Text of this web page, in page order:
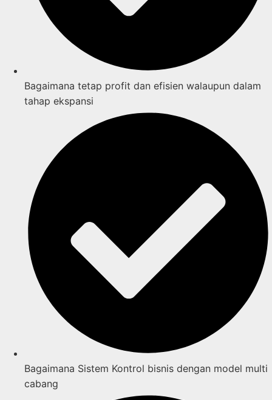
Bagaimana tetap profit dan efisien walaupun dalam
tahap ekspansi
Bagaimana Sistem Kontrol bisnis dengan model multi
cabang